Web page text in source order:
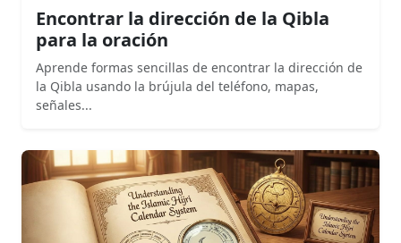
Encontrar la dirección de la Qibla
para la oración
Aprende formas sencillas de encontrar la dirección de
la Qibla usando la brújula del teléfono, mapas,
señales...